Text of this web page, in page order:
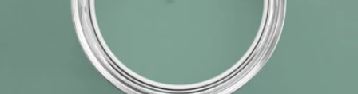
Sie das Medium 0 im Modalformat